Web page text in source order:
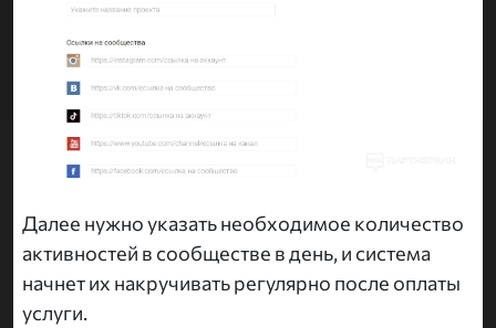
Далее нужно указать необходимое количество
активностей в сообществе в день, и система
начнет их накручивать регулярно после оплаты
услуги.